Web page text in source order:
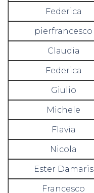
Federica
pierfrancesco
Claudia
Federica
Giulio
Michele
Flavia
Nicola
Ester Damaris
Francesco